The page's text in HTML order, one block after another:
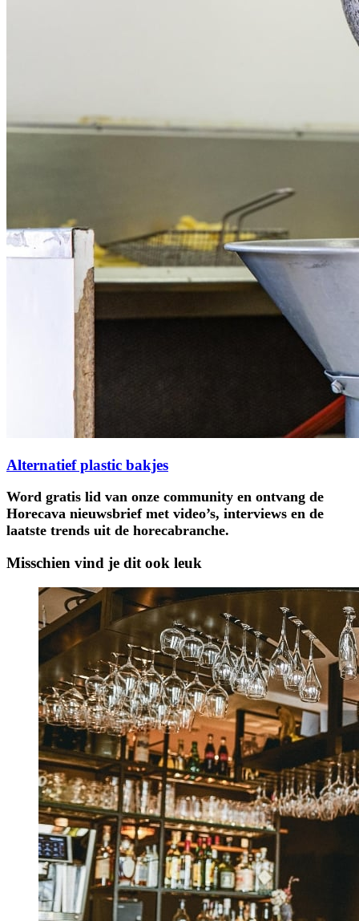
Alternatief plastic bakjes
Word gratis lid van onze community en ontvang de
Horecava nieuwsbrief met video’s, interviews en de
laatste trends uit de horecabranche.
Misschien vind je dit ook leuk